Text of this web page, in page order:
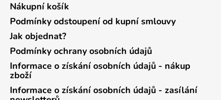
Nákupní košík
Podmínky odstoupení od kupní smlouvy
Jak objednat?
Podmínky ochrany osobních údajů
Informace o získání osobních údajů - nákup
zboží
Informace o získání osobních údajů - zasílání